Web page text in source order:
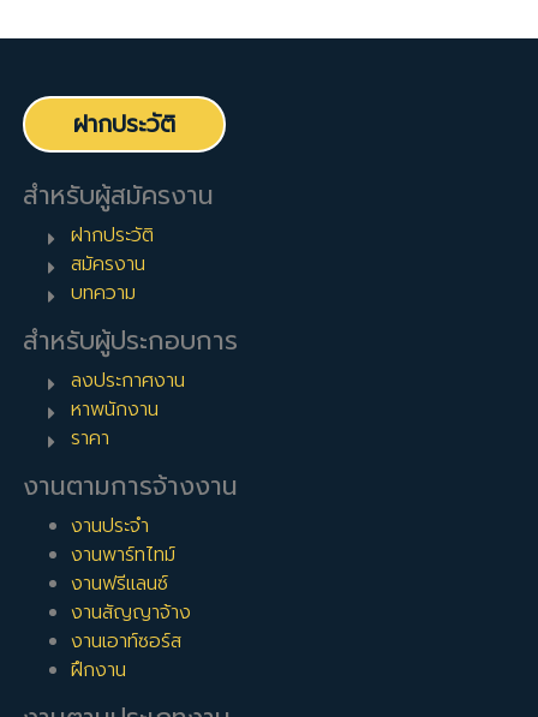
ฝากประวัติ
สำหรับผู้สมัครงาน
ฝากประวัติ
สมัครงาน
บทความ
สำหรับผู้ประกอบการ
ลงประกาศงาน
หาพนักงาน
ราคา
งานตามการจ้างงาน
งานประจำ
งานพาร์ทไทม์
งานฟรีแลนซ์
งานสัญญาจ้าง
งานเอาท์ซอร์ส
ฝึกงาน